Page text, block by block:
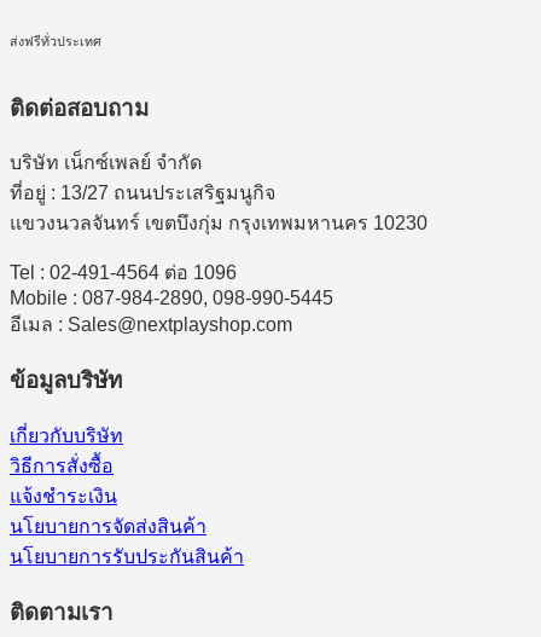
ส่งฟรีทั่วประเทศ
ติดต่อสอบถาม
บริษัท เน็กซ์เพลย์ จำกัด
ที่อยู่ : 13/27 ถนนประเสริฐมนูกิจ
แขวงนวลจันทร์ เขตบึงกุ่ม กรุงเทพมหานคร 10230
Tel : 02-491-4564 ต่อ 1096
Mobile : 087-984-2890, 098-990-5445
อีเมล : Sales@nextplayshop.com
ข้อมูลบริษัท
เกี่ยวกับบริษัท
วิธีการสั่งซื้อ
แจ้งชำระเงิน
นโยบายการจัดส่งสินค้า
นโยบายการรับประกันสินค้า
ติดตามเรา